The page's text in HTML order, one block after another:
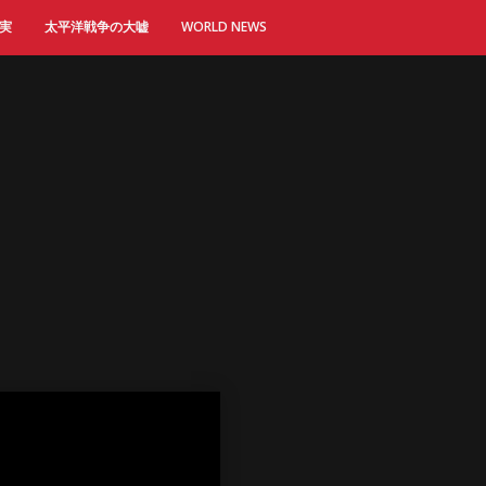
太平洋戦争の大嘘 WORLD NEWS